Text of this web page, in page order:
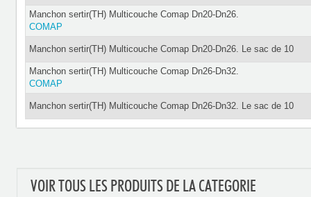
Manchon sertir(TH) Multicouche Comap Dn20-Dn26.
COMAP
Manchon sertir(TH) Multicouche Comap Dn20-Dn26. Le sac de 10
Manchon sertir(TH) Multicouche Comap Dn26-Dn32.
COMAP
Manchon sertir(TH) Multicouche Comap Dn26-Dn32. Le sac de 10
VOIR TOUS LES PRODUITS DE LA CATEGORIE